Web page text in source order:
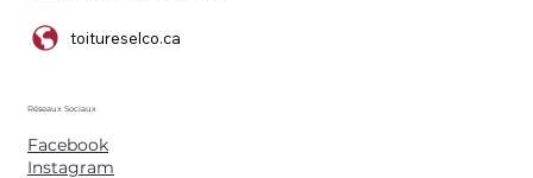
toitureselco.ca
Réseaux Sociaux
Facebook
Instagram